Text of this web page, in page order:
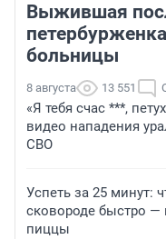
Выжившая
больницы
8 августа 13 551
«Я тебя счас ***,
видео нападения
СВО
Успеть за 25 минут:
сковороде быстро —
пиццы